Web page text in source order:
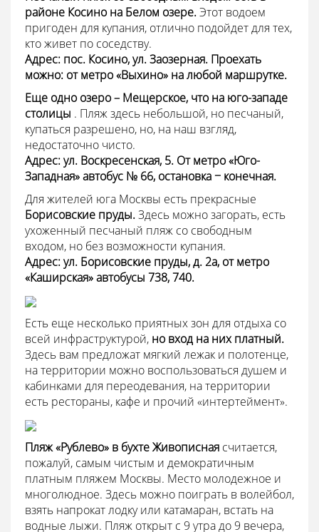
районе Косино на Белом озере.Этот водоем
пригоден для купания, отлично подойдет для тех,
кто живет по соседству.
Адрес: пос. Косино, ул. Заозерная. Проехать
можно: от метро «Выхино» на любой маршрутке.
Еще одно озеро – Мещерское, что на юго-западе
столицы . Пляж здесь небольшой, но песчаный,
купаться разрешено, но, на наш взгляд,
недостаточно чисто.
Адрес: ул. Воскресенская, 5. От метро «Юго-
Западная» автобус № 66, остановка − конечная.
Для жителей юга Москвы есть прекрасные
Борисовские пруды.Здесь можно загорать, есть
ухоженный песчаный пляж со свободным
входом, но без возможности купания.
Адрес: ул. Борисовские пруды, д. 2а, от метро
«Каширская» автобусы 738, 740.
Есть еще несколько приятных зон для отдыха со
всей инфраструктурой, но вход на них платный.
Здесь вам предложат мягкий лежак и полотенце,
на территории можно воспользоваться душем и
кабинками для переодевания, на территории
есть рестораны, кафе и прочий «интертеймент».
Пляж «Рублево» в бухте Живописная считается,
пожалуй, самым чистым и демократичным
платным пляжем Москвы. Место молодежное и
многолюдное. Здесь можно поиграть в волейбол,
взять напрокат лодку или катамаран, встать на
водные лыжи. Пляж открыт с 9 утра до 9 вечера,